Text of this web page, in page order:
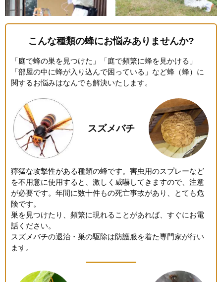
こんな種類の蜂にお悩みありませんか?
「庭で蜂の巣を見つけた」「庭で頻繁に蜂を見かける」
「部屋の中に蜂が入り込んで困っている」など蜂（蜂）に
関するお悩みはなんでも解決いたします。
スズメバチ
獰猛な攻撃性がある種類の蜂です。害虫用のスプレーなど
を不用意に使用すると、激しく威嚇してきますので、注意
が必要です。年間に数十件もの死亡事故があり、とても危
険です。
巣を見つけたり、頻繁に現れることがあれば、すぐにお電
話ください。
スズメバチの退治・巣の駆除は防護服を着た専門家が行い
ます。